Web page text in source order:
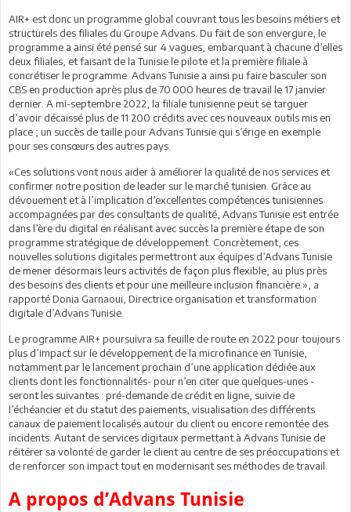
AIR+ est donc un programme global couvrant tous les besoins métiers et
structurels des filiales du Groupe Advans. Du fait de son envergure, le
programme a ainsi été pensé sur 4 vagues, embarquant à chacune d’elles
deux filiales, et faisant de la Tunisie le pilote et la première filiale à
concrétiser le programme. Advans Tunisie a ainsi pu faire basculer son
CBS en production après plus de 70 000 heures de travail le 17 janvier
dernier. A mi-septembre 2022, la filiale tunisienne peut se targuer
d’avoir décaissé plus de 11 200 crédits avec ces nouveaux outils mis en
place ; un succès de taille pour Advans Tunisie qui s’érige en exemple
pour ses consœurs des autres pays.
«Ces solutions vont nous aider à améliorer la qualité de nos services et
confirmer notre position de leader sur le marché tunisien. Grâce au
dévouement et à l’implication d’excellentes compétences tunisiennes
accompagnées par des consultants de qualité, Advans Tunisie est entrée
dans l’ère du digital en réalisant avec succès la première étape de son
programme stratégique de développement. Concrètement, ces
nouvelles solutions digitales permettront aux équipes d’Advans Tunisie
de mener désormais leurs activités de façon plus flexible, au plus près
des besoins des clients et pour une meilleure inclusion financière.», a
rapporté Donia Garnaoui, Directrice organisation et transformation
digitale d’Advans Tunisie.
Le programme AIR+ poursuivra sa feuille de route en 2022 pour toujours
plus d’impact sur le développement de la microfinance en Tunisie,
notamment par le lancement prochain d’une application dédiée aux
clients dont les fonctionnalités- pour n’en citer que quelques-unes -
seront les suivantes : pré-demande de crédit en ligne, suivie de
l’échéancier et du statut des paiements, visualisation des différents
canaux de paiement localisés autour du client ou encore remontée des
incidents. Autant de services digitaux permettant à Advans Tunisie de
réitérer sa volonté de garder le client au centre de ses préoccupations et
de renforcer son impact tout en modernisant ses méthodes de travail.
A propos d’Advans Tunisie